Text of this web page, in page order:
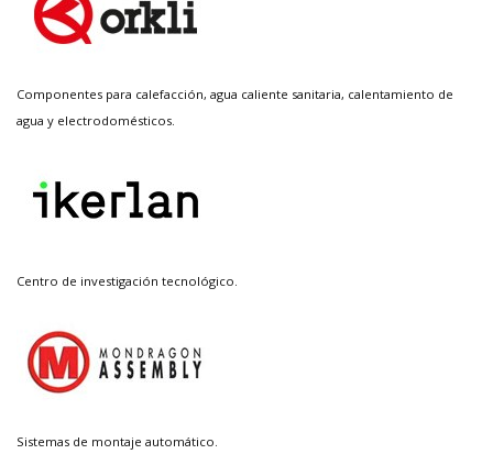
Componentes para calefacción, agua caliente sanitaria, calentamiento de
agua y electrodomésticos.
Centro de investigación tecnológico.
Sistemas de montaje automático.